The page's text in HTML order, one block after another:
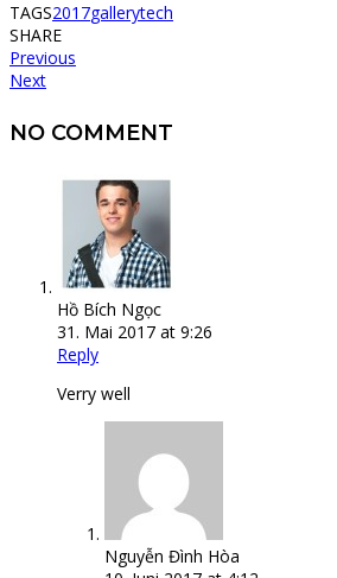
TAGS2017gallerytech
SHARE
Previous
Next
NO COMMENT
Hồ Bích Ngọc
31. Mai 2017 at 9:26
Reply
Verry well
Nguyễn Đình Hòa